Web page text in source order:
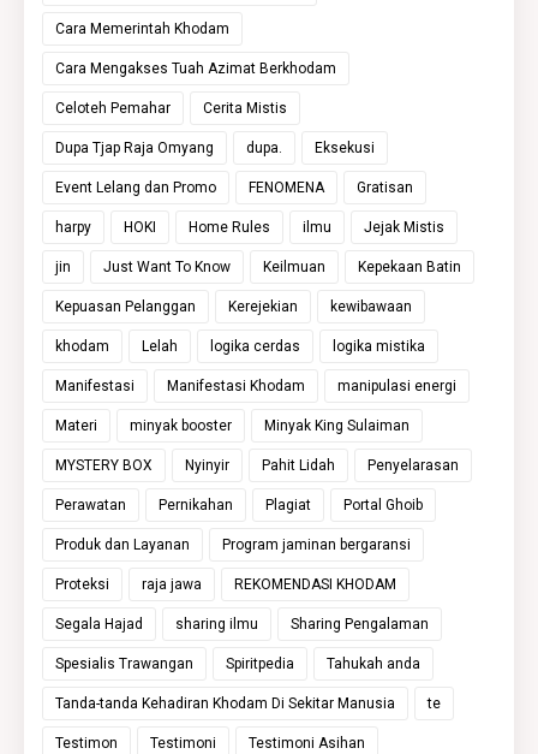
Cara Memerintah Khodam
Cara Mengakses Tuah Azimat Berkhodam
Celoteh Pemahar Cerita Mistis
Dupa Tjap Raja Omyang dupa. Eksekusi
Event Lelang dan Promo FENOMENA Gratisan
harpy HOKI Home Rules ilmu Jejak Mistis
jin Just Want To Know Keilmuan Kepekaan Batin
Kepuasan Pelanggan Kerejekian kewibawaan
khodam Lelah logika cerdas logika mistika
Manifestasi Manifestasi Khodam manipulasi energi
Materi minyak booster Minyak King Sulaiman
MYSTERY BOX Nyinyir Pahit Lidah Penyelarasan
Perawatan Pernikahan Plagiat Portal Ghoib
Produk dan Layanan Program jaminan bergaransi
Proteksi raja jawa REKOMENDASI KHODAM
Segala Hajad sharing ilmu Sharing Pengalaman
Spesialis Trawangan Spiritpedia Tahukah anda
Tanda-tanda Kehadiran Khodam Di Sekitar Manusia te
Testimon Testimoni Testimoni Asihan